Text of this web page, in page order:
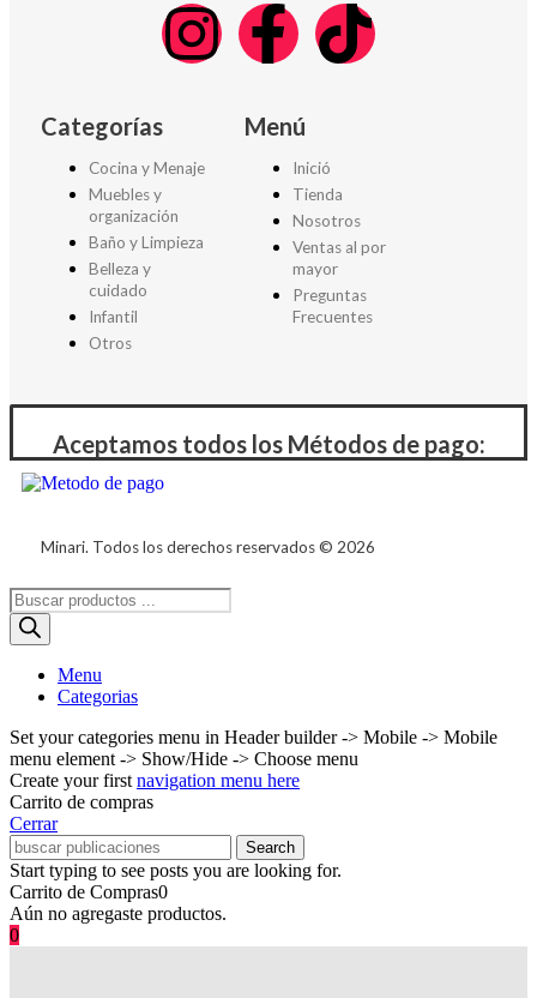
Categorías
Cocina y Menaje
Muebles y
organización
Baño y Limpieza
Belleza y
cuidado
Infantil
Otros
Menú
Inició
Tienda
Nosotros
Ventas al por
mayor
Preguntas
Frecuentes
Aceptamos todos los Métodos de pago:
Minari. Todos los derechos reservados © 2026
Menu
Categorias
Set your categories menu in Header builder -> Mobile -> Mobile
menu element -> Show/Hide -> Choose menu
Create your firstnavigation menu here
Carrito de compras
Cerrar
Search
Start typing to see posts you are looking for.
Carrito de Compras0
Aún no agregaste productos.
0